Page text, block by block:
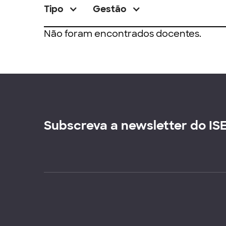
Tipo Gestão
Não foram encontrados docentes.
Subscreva a newsletter do